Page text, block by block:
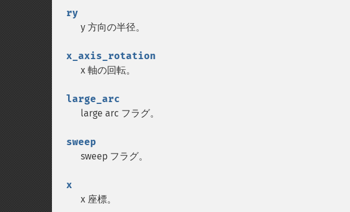
ry
y 方向の半径。
x_axis_rotation
x 軸の回転。
large_arc
large arc フラグ。
sweep
sweep フラグ。
x
x 座標。